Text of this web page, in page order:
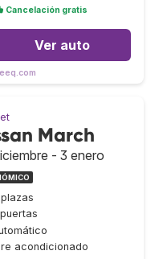
Cancelación gratis
Ver auto
March
- 3 enero
acondicionado